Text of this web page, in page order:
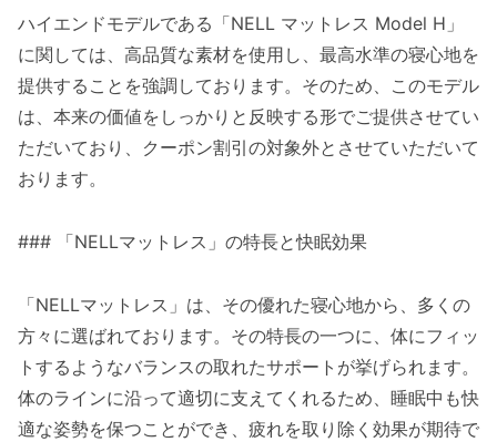
ハイエンドモデルである「NELL マットレス Model H」
に関しては、高品質な素材を使用し、最高水準の寝心地を
提供することを強調しております。そのため、このモデル
は、本来の価値をしっかりと反映する形でご提供させてい
ただいており、クーポン割引の対象外とさせていただいて
おります。
### 「NELLマットレス」の特長と快眠効果
「NELLマットレス」は、その優れた寝心地から、多くの
方々に選ばれております。その特長の一つに、体にフィッ
トするようなバランスの取れたサポートが挙げられます。
体のラインに沿って適切に支えてくれるため、睡眠中も快
適な姿勢を保つことができ、疲れを取り除く効果が期待で